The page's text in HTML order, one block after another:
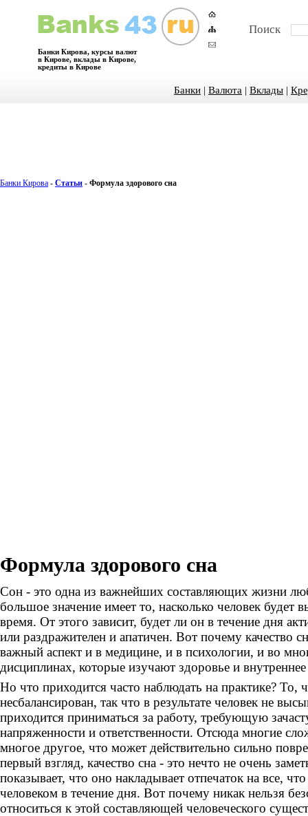
Банки Кирова, курсы валют
в Кирове, вклады в Кирове,
кредиты в Кирове
Поиск
Банки | Валюта | Вклады |
Банки Кирова - Статьи - Формула здорового сна
Формула здорового сна
Сон - это одна из важнейших составляющих жизни
большое значение имеет то, насколько человек будет
время. От этого зависит, будет ли он в течение дня
или раздражителен и апатичен. Вот почему качество
важный аспект и в медицине, и в психологии, и во
дисциплинах, которые изучают здоровье и внутреннее
Но что приходится часто наблюдать на практике? То,
несбалансирован, так что в результате человек не
приходится приниматься за работу, требующую
напряженности и ответственности. Отсюда многие
многое другое, что может действительно сильно
первый взгляд, качество сна - это нечто не очень
показывает, что оно накладывает отпечаток на все,
человеком в течение дня. Вот почему никак нельзя
относиться к этой составляющей человеческого